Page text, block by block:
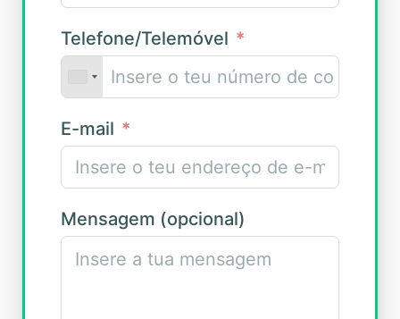
Telefone/Telemóvel
E-mail
Mensagem (opcional)